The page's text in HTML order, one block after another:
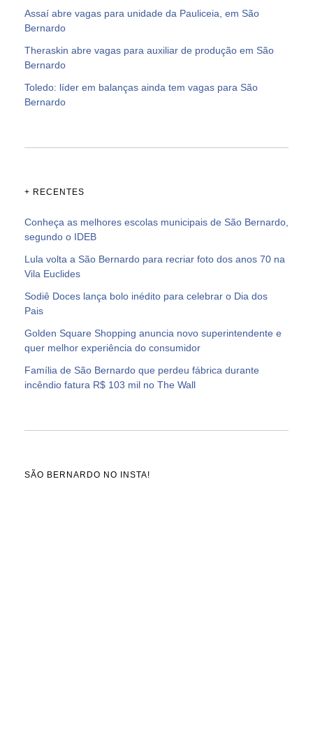
Assaí abre vagas para unidade da Pauliceia, em São
Bernardo
Theraskin abre vagas para auxiliar de produção em São
Bernardo
Toledo: líder em balanças ainda tem vagas para São
Bernardo
+ RECENTES
Conheça as melhores escolas municipais de São Bernardo,
segundo o IDEB
Lula volta a São Bernardo para recriar foto dos anos 70 na
Vila Euclides
Sodiê Doces lança bolo inédito para celebrar o Dia dos
Pais
Golden Square Shopping anuncia novo superintendente e
quer melhor experiência do consumidor
Família de São Bernardo que perdeu fábrica durante
incêndio fatura R$ 103 mil no The Wall
SÃO BERNARDO NO INSTA!